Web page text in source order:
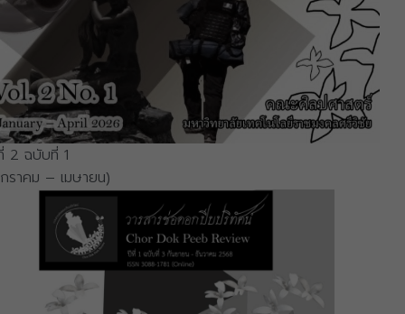
2 ฉบับที่ 1
ราคม – เมษายน)